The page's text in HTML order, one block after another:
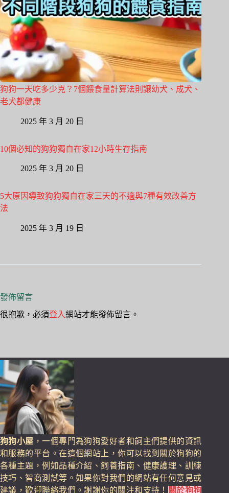
狗狗一天吃多少克？7個餵食量計算法則讓幼犬、成犬、
老犬都健康
2025 年 3 月 20 日
10個必知的狗狗獨自在家12小時生存指南
2025 年 3 月 20 日
5大原因導致狗狗獨自在家三天的不適與7種有效改善方
法
2025 年 3 月 19 日
發佈留言
很抱歉，必須登入網站才能發佈留言。
狗狗小屋 ，一個專門為狗狗愛好者和飼主們提供的資訊
和服務的平台。在這個網站上，你可以找到關於狗狗的
各種主題，例如品種介紹、飼養指南、健康護理、訓練
技巧、智商測試等。如果你對我們的網站有任何意見或
建議，歡迎聯絡我們。謝謝你的關注和支持！
關於狗狗